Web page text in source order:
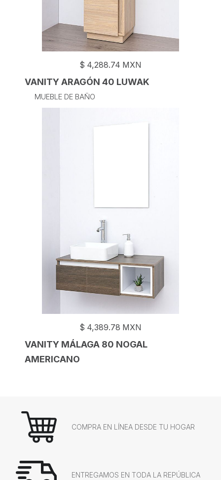
$ 4,288.74 MXN
VANITY ARAGÓN 40 LUWAK
MUEBLE DE BAÑO
$ 4,389.78 MXN
VANITY MÁLAGA 80 NOGAL
AMERICANO
COMPRA EN LÍNEA DESDE TU HOGAR
ENTREGAMOS EN TODA LA REPÚBLICA